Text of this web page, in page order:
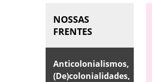
NOSSAS
FRENTES
Anticolonialismos,
(De)colonialidades,